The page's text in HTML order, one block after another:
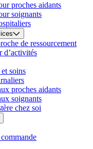
proches aidants
soignants
de ressourcement
d’activités
soins
proches aidants
soignants
chez soi